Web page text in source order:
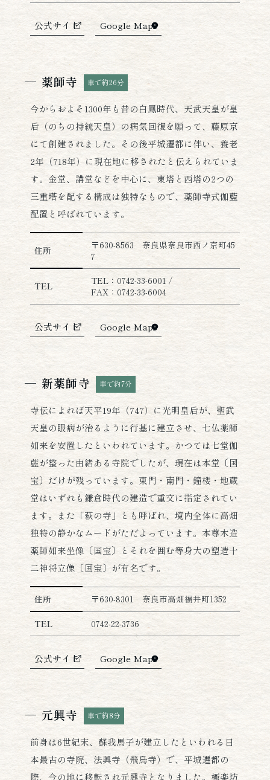
公式サイト Google Maps
薬師寺 車で約26分
今からおよそ1300年も昔の白鳳時代、天武天皇が皇
后（のちの持統天皇）の病気回復を願って、藤原京
にて創建されました。その後平城遷都に伴い、養老
2年（718年）に現在地に移されたと伝えられていま
す。金堂、講堂などを中心に、東塔と西塔の2つの
三重塔を配する構成は独特なもので、薬師寺式伽藍
配置と呼ばれています。
薬師寺の詳細情報
住所
〒630-8563 奈良県奈良市西ノ京町45
7
TEL
TEL：0742-33-6001 /
FAX：0742-33-6004
公式サイト Google Maps
新薬師寺 車で約7分
寺伝によれば天平19年（747）に光明皇后が、聖武
天皇の眼病が治るように行基に建立させ、七仏薬師
如来を安置したといわれています。かつては七堂伽
藍が整った由緒ある寺院でしたが、現在は本堂〔国
宝〕だけが残っています。東門・南門・鐘楼・地蔵
堂はいずれも鎌倉時代の建造で重文に指定されてい
ます。また「萩の寺」とも呼ばれ、境内全体に高畑
独特の静かなムードがただよっています。本尊木造
薬師如来坐像〔国宝〕とそれを囲む等身大の塑造十
二神将立像〔国宝〕が有名です。
新薬師寺の詳細情報
住所 〒630-8301 奈良市高畑福井町1352
TEL 0742-22-3736
公式サイト Google Maps
元興寺 車で約8分
前身は6世紀末、蘇我馬子が建立したといわれる日
本最古の寺院、法興寺（飛鳥寺）で、平城遷都の
際、今の地に移転され元興寺となりました。極楽坊